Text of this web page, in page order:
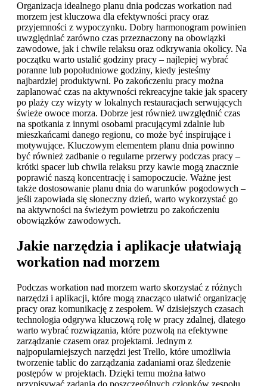
Organizacja idealnego planu dnia podczas workation nad
morzem jest kluczowa dla efektywności pracy oraz
przyjemności z wypoczynku. Dobry harmonogram powinien
uwzględniać zarówno czas przeznaczony na obowiązki
zawodowe, jak i chwile relaksu oraz odkrywania okolicy. Na
początku warto ustalić godziny pracy – najlepiej wybrać
poranne lub popołudniowe godziny, kiedy jesteśmy
najbardziej produktywni. Po zakończeniu pracy można
zaplanować czas na aktywności rekreacyjne takie jak spacery
po plaży czy wizyty w lokalnych restauracjach serwujących
świeże owoce morza. Dobrze jest również uwzględnić czas
na spotkania z innymi osobami pracującymi zdalnie lub
mieszkańcami danego regionu, co może być inspirujące i
motywujące. Kluczowym elementem planu dnia powinno
być również zadbanie o regularne przerwy podczas pracy –
krótki spacer lub chwila relaksu przy kawie mogą znacznie
poprawić naszą koncentrację i samopoczucie. Ważne jest
także dostosowanie planu dnia do warunków pogodowych –
jeśli zapowiada się słoneczny dzień, warto wykorzystać go
na aktywności na świeżym powietrzu po zakończeniu
obowiązków zawodowych.
Jakie narzędzia i aplikacje ułatwiają
workation nad morzem
Podczas workation nad morzem warto skorzystać z różnych
narzędzi i aplikacji, które mogą znacząco ułatwić organizację
pracy oraz komunikację z zespołem. W dzisiejszych czasach
technologia odgrywa kluczową rolę w pracy zdalnej, dlatego
warto wybrać rozwiązania, które pozwolą na efektywne
zarządzanie czasem oraz projektami. Jednym z
najpopularniejszych narzędzi jest Trello, które umożliwia
tworzenie tablic do zarządzania zadaniami oraz śledzenie
postępów w projektach. Dzięki temu można łatwo
przypisywać zadania do poszczególnych członków zespołu